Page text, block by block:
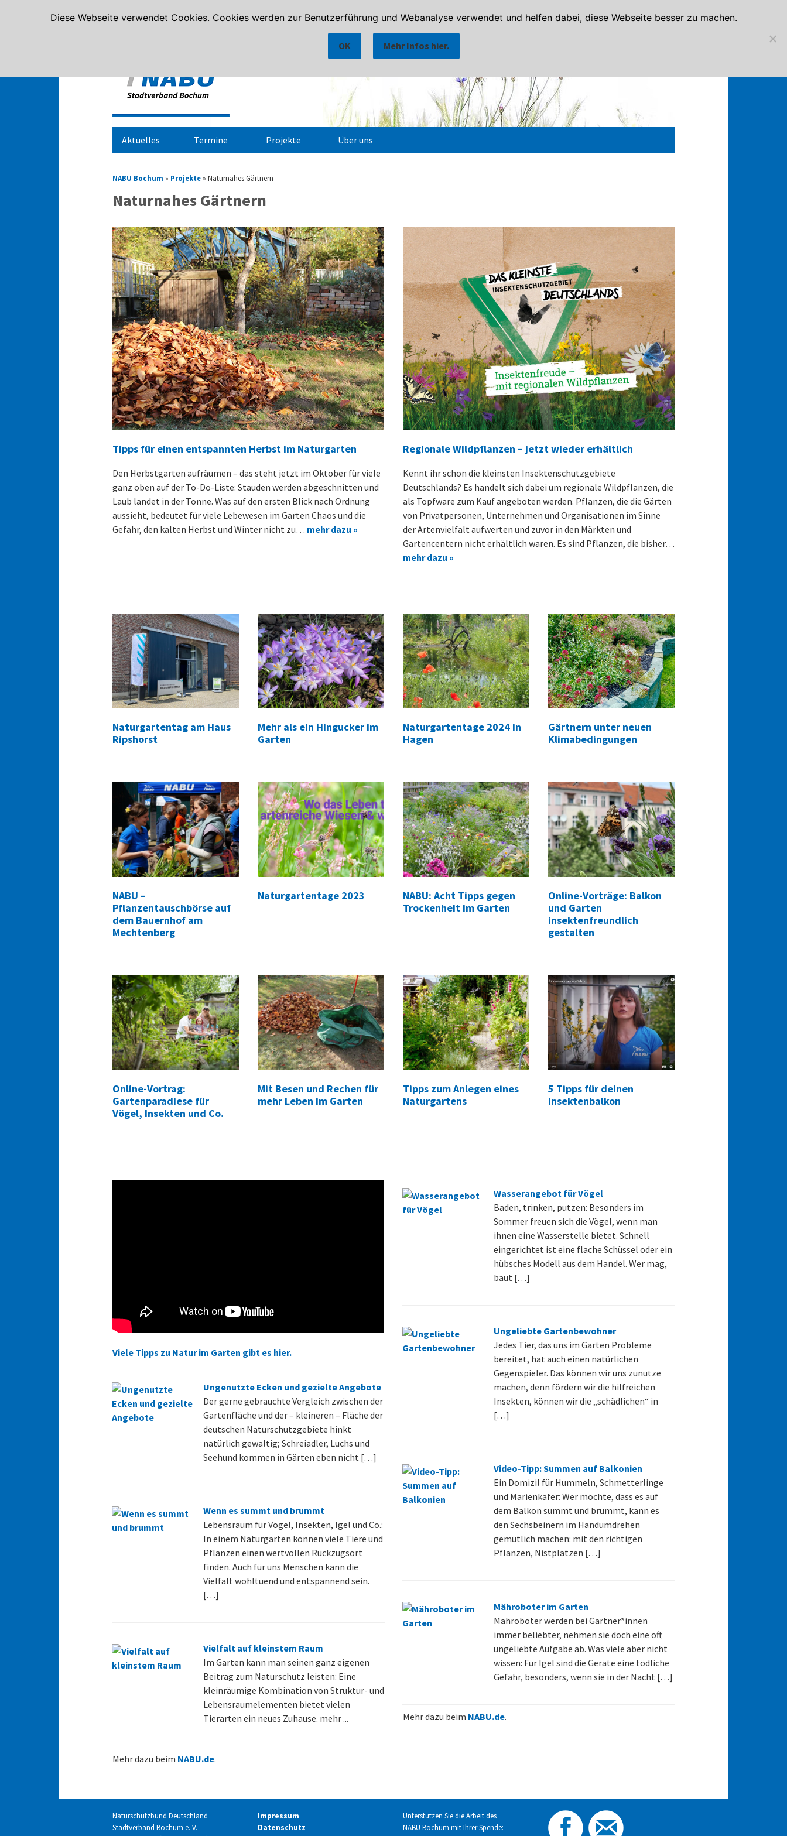
Aktuelles Termine Projekte Über uns
NABU Bochum » Projekte » Naturnahes Gärtnern
Naturnahes Gärtnern
Tipps für einen entspannten Herbst im Naturgarten
Den Herbstgarten aufräumen – das steht jetzt im Oktober für viele
ganz oben auf der To-Do-Liste: Stauden werden abgeschnitten und
Laub landet in der Tonne. Was auf den ersten Blick nach Ordnung
aussieht, bedeutet für viele Lebewesen im Garten Chaos und die
Gefahr, den kalten Herbst und Winter nicht zu… mehr dazu »
Regionale Wildpflanzen – jetzt wieder erhältlich
Kennt ihr schon die kleinsten Insektenschutzgebiete
Deutschlands? Es handelt sich dabei um regionale Wildpflanzen, die
als Topfware zum Kauf angeboten werden. Pflanzen, die die Gärten
von Privatpersonen, Unternehmen und Organisationen im Sinne
der Artenvielfalt aufwerten und zuvor in den Märkten und
Gartencentern nicht erhältlich waren. Es sind Pflanzen, die bisher…
mehr dazu »
Naturgartentag am Haus
Ripshorst
Mehr als ein Hingucker im
Garten
Naturgartentage 2024 in
Hagen
Gärtnern unter neuen
Klimabedingungen
NABU –
Pflanzentauschbörse auf
dem Bauernhof am
Mechtenberg
Naturgartentage 2023
NABU: Acht Tipps gegen
Trockenheit im Garten
Online-Vorträge: Balkon
und Garten
insektenfreundlich
gestalten
Online-Vortrag:
Gartenparadiese für
Vögel, Insekten und Co.
Mit Besen und Rechen für
mehr Leben im Garten
Tipps zum Anlegen eines
Naturgartens
5 Tipps für deinen
Insektenbalkon
Viele Tipps zu Natur im Garten gibt es hier.
Ungenutzte Ecken und gezielte Angebote
Der gerne gebrauchte Vergleich zwischen der
Gartenfläche und der – kleineren – Fläche der
deutschen Naturschutzgebiete hinkt
natürlich gewaltig; Schreiadler, Luchs und
Seehund kommen in Gärten eben nicht […]
Wenn es summt und brummt
Lebensraum für Vögel, Insekten, Igel und Co.:
In einem Naturgarten können viele Tiere und
Pflanzen einen wertvollen Rückzugsort
finden. Auch für uns Menschen kann die
Vielfalt wohltuend und entspannend sein.
[…]
Vielfalt auf kleinstem Raum
Im Garten kann man seinen ganz eigenen
Beitrag zum Naturschutz leisten: Eine
kleinräumige Kombination von Struktur- und
Lebensraumelementen bietet vielen
Tierarten ein neues Zuhause. mehr ...
Mehr dazu beim NABU.de.
Wasserangebot für Vögel
Baden, trinken, putzen: Besonders im
Sommer freuen sich die Vögel, wenn man
ihnen eine Wasserstelle bietet. Schnell
eingerichtet ist eine flache Schüssel oder ein
hübsches Modell aus dem Handel. Wer mag,
baut […]
Ungeliebte Gartenbewohner
Jedes Tier, das uns im Garten Probleme
bereitet, hat auch einen natürlichen
Gegenspieler. Das können wir uns zunutze
machen, denn fördern wir die hilfreichen
Insekten, können wir die „schädlichen“ in
[…]
Video-Tipp: Summen auf Balkonien
Ein Domizil für Hummeln, Schmetterlinge
und Marienkäfer: Wer möchte, dass es auf
dem Balkon summt und brummt, kann es
den Sechsbeinern im Handumdrehen
gemütlich machen: mit den richtigen
Pflanzen, Nistplätzen […]
Mähroboter im Garten
Mähroboter werden bei Gärtner*innen
immer beliebter, nehmen sie doch eine oft
ungeliebte Aufgabe ab. Was viele aber nicht
wissen: Für Igel sind die Geräte eine tödliche
Gefahr, besonders, wenn sie in der Nacht […]
Mehr dazu beim NABU.de.
Naturschutzbund Deutschland
Stadtverband Bochum e. V.
Impressum
Datenschutz
Unterstützen Sie die Arbeit des
NABU Bochum mit Ihrer Spende:
Diese Webseite verwendet Cookies. Cookies werden zur Benutzerführung und Webanalyse verwendet und helfen dabei, diese Webseite besser zu machen.
OK Mehr Infos hier.